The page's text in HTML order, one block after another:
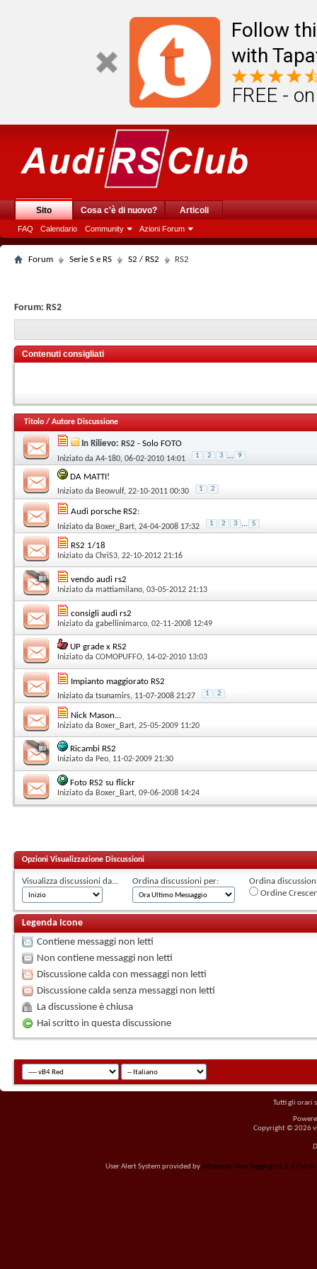
Follow
with
FREE -
Sito
FAQ Calendario Community Azioni Forum
Cosa c'è di nuovo? Articoli
Forum Serie S e RS S2 / RS2 RS2
Forum: RS2
Contenuti consigliati
Titolo / Autore Discussione
In Rilievo: RS2 - Solo FOTO
Iniziato da A4-180, 06-02-2010 14:01 1 2 3 ... 9
DA MATTI!
Iniziato da Beowulf, 22-10-2011 00:30 1 2
Audi porsche RS2:
Iniziato da Boxer_Bart, 24-04-2008 17:32 1 2 3 ... 5
RS2 1/18
Iniziato da ChriS3, 22-10-2012 21:16
vendo audi rs2
Iniziato da mattiamilano, 03-05-2012 21:13
consigli audi rs2
Iniziato da gabellinimarco, 02-11-2008 12:49
UP grade x RS2
Iniziato da COMOPUFFO, 14-02-2010 13:03
Impianto maggiorato RS2
Iniziato da tsunamirs, 11-07-2008 21:27 1 2
Nick Mason...
Iniziato da Boxer_Bart, 25-05-2009 11:20
Ricambi RS2
Iniziato da Peo, 11-02-2009 21:30
Foto RS2 su flickr
Iniziato da Boxer_Bart, 09-06-2008 14:24
Opzioni Visualizzazione Discussioni
Visualizza discussioni da... Ordina discussioni per:
Ordina
Ordine
Legenda Icone
Contiene messaggi non letti
Non contiene messaggi non letti
Discussione calda con messaggi non letti
Discussione calda senza messaggi non letti
La discussione è chiusa
Hai scritto in questa discussione
Tutti gli orari
Copyright © 2026
User Alert System provided byAdvanced User Tagging v3.2.5 Patch